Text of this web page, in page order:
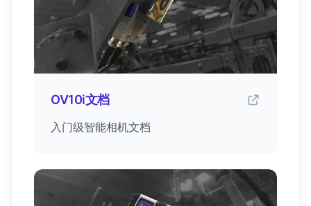
OV10i文档
入门级智能相机文档